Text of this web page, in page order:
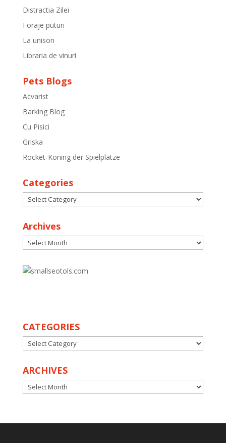
Distractia Zilei
Foraje puturi
La unison
Libraria de vinuri
Pets Blogs
Acvarist
Barking Blog
Cu Pisici
Griska
Rocket-Koning der Spielplatze
Categories
Categories
Archives
Archives
CATEGORIES
CATEGORIES
ARCHIVES
ARCHIVES